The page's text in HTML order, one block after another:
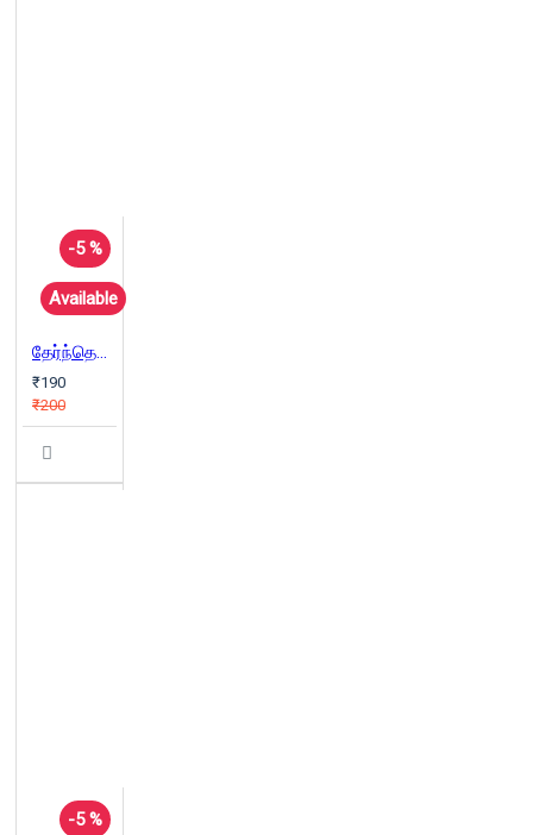
-5 %
Available
தேர்ந்தெடுத்த கதைகள்
₹190
₹200
-5 %